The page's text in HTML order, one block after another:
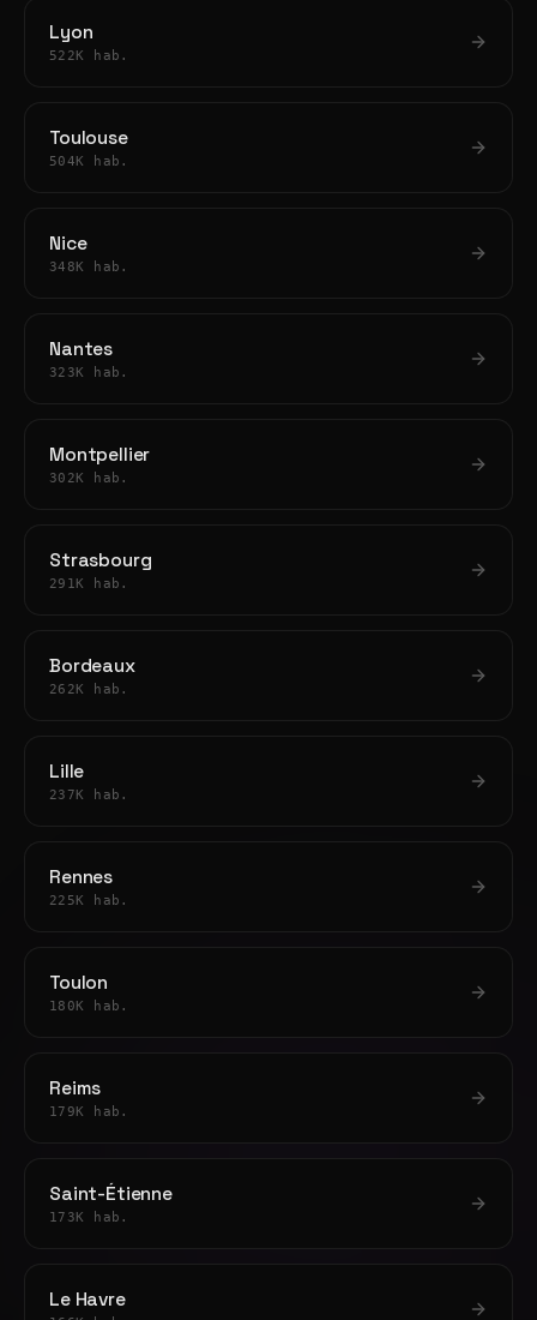
Lyon
522K hab.
Toulouse
504K hab.
Nice
348K hab.
Nantes
323K hab.
Montpellier
302K hab.
Strasbourg
291K hab.
Bordeaux
262K hab.
Lille
237K hab.
Rennes
225K hab.
Toulon
180K hab.
Reims
179K hab.
Saint-Étienne
173K hab.
Le Havre